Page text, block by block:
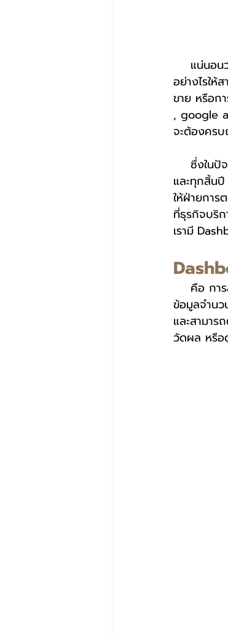
อย่างไรให้
ขาย หรือก
, google
จะต้องครบ
และทุกสิ้นปี
ให้ฝ่ายการ
ที่ธุรกิจบริก
เรามี
ข้อมูลจำนว
และสามาร
วัดผล หรือ